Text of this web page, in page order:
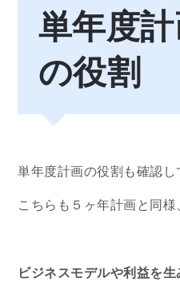
単年度
の役割
単年度計画の役割も確認し
こちらも５ヶ年計画と同様
ビジネスモデルや利益を